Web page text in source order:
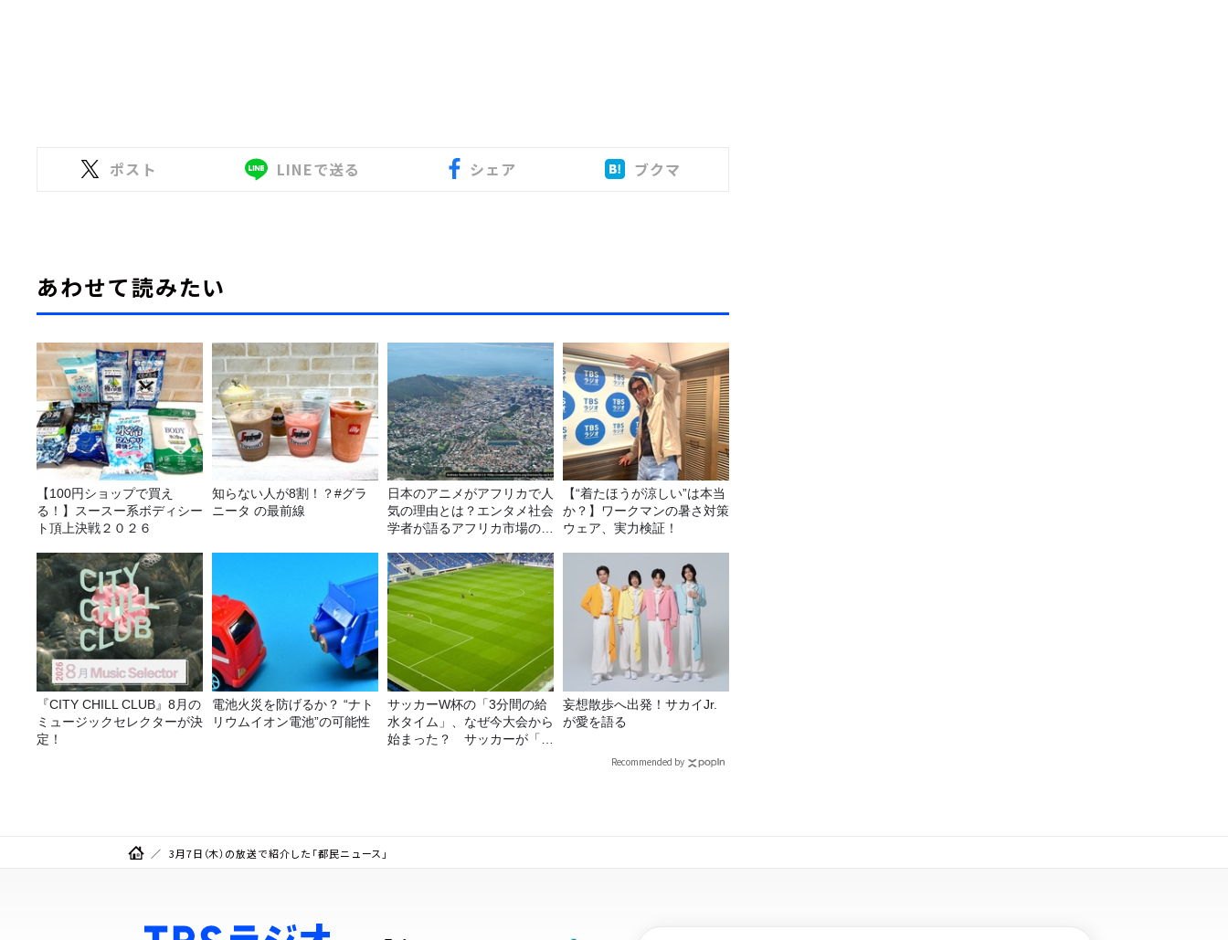
ポスト LINEで送る シェア ブクマ
あわせて読みたい
【100円ショップで買え
る！】スースー系ボディシー
ト頂上決戦２０２６
知らない人が8割！？#グラ
ニータ の最前線
日本のアニメがアフリカで人
気の理由とは？エンタメ社会
学者が語るアフリカ市場のリ
【“着たほうが涼しい”は本当
か？】ワークマンの暑さ対策
ウェア、実力検証！
『CITY CHILL CLUB』8月の
ミュージックセレクターが決
定！
電池火災を防げるか？ “ナト
リウムイオン電池”の可能性
サッカーW杯の「3分間の給
水タイム」、なぜ今大会から
始まった？ サッカーが「お
妄想散歩へ出発！サカイJr.
が愛を語る
Recommended by
3月7日（木）の放送で紹介した「都民ニュース」